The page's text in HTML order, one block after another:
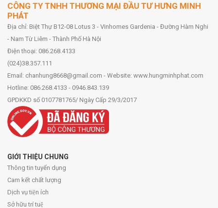
CÔNG TY TNHH THƯƠNG MẠI ĐẦU TƯ HƯNG MINH
PHÁT
Địa chỉ: Biệt Thự B12-08 Lotus 3 - Vinhomes Gardenia - Đường Hàm Nghi
- Nam Từ Liêm - Thành Phố Hà Nội
Điện thoại: 086.268.4133
(024)38.357.111
Email: chanhung8668@gmail.com - Website: www.hungminhphat.com
Hotline: 086.268.4133 - 0946.843.139
GPDKKD số 0107781765/ Ngày Cấp 29/3/2017
GIỚI THIỆU CHUNG
Thông tin tuyển dụng
Cam kết chất lượng
Dịch vụ tiện ích
Sở hữu trí tuệ